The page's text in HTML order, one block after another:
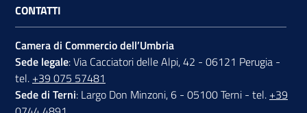
CONTATTI
Camera di Commercio dell’Umbria
Sede legale: Via Cacciatori delle Alpi, 42 - 06121 Perugia -
tel. +39 075 57481
Sede di Terni: Largo Don Minzoni, 6 - 05100 Terni - tel. +39